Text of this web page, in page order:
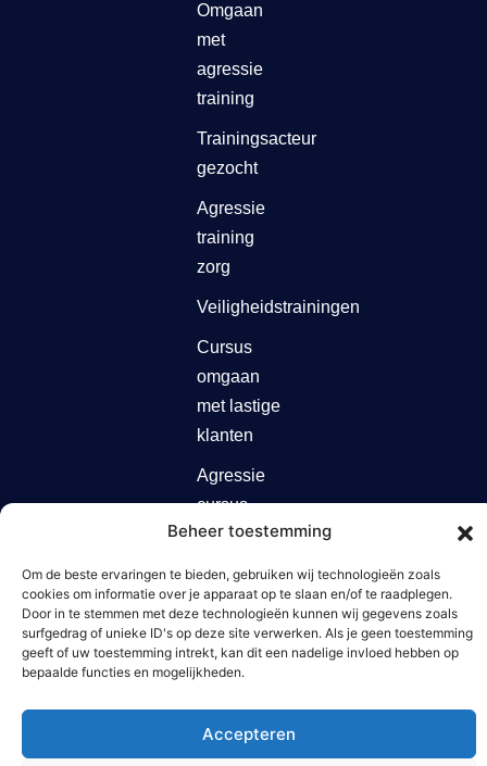
Beheer toestemming
Om de beste ervaringen te bieden, gebruiken wij technologieën zoals
cookies om informatie over je apparaat op te slaan en/of te raadplegen.
Door in te stemmen met deze technologieën kunnen wij gegevens zoals
surfgedrag of unieke ID's op deze site verwerken. Als je geen toestemming
geeft of uw toestemming intrekt, kan dit een nadelige invloed hebben op
bepaalde functies en mogelijkheden.
Accepteren
Omgaan
met
agressie
training
Trainingsacteur
gezocht
Agressie
training
zorg
Veiligheidstrainingen
Cursus
omgaan
met lastige
klanten
Agressie
cursus
zorg